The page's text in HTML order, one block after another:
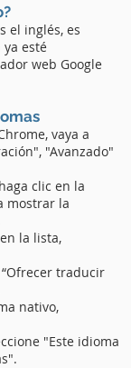
el inglés, es
esté
web Google
vaya a
"Avanzado"
clic en la
mostrar la
la lista,
traducir
nativo,
"Este idioma